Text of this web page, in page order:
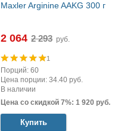
Maxler Arginine AAKG 300 г
2 064 руб.
1
Порций: 60
Цена порции: 34.40 руб.
В наличии
Цена со скидкой 7%: 1 920 руб.
Купить